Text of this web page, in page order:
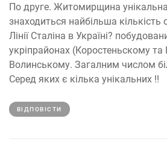
По друге. Житомирщина
знаходиться найбільша
Лінії Сталіна в Україні?
укріпрайонах (Коростеньскому та
Волинському. Загалним числом
Серед яких є кілька унікальних !!
ВІДПОВІCТИ